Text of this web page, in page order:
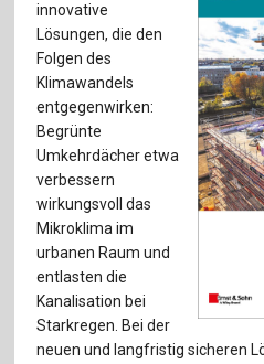
Service
Für Autor:innen
Verlag
innovative
Lösungen, die den
Folgen des
Klimawandels
entgegenwirken:
Begrünte
Umkehrdächer etwa
verbessern
wirkungsvoll das
Mikroklima im
urbanen Raum und
entlasten die
Kanalisation bei
Starkregen. Bei der
neuen und langfristig sicheren